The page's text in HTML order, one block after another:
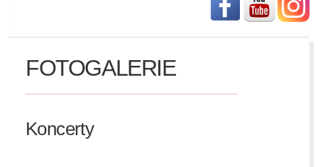
FOTOGALERIE
Koncerty